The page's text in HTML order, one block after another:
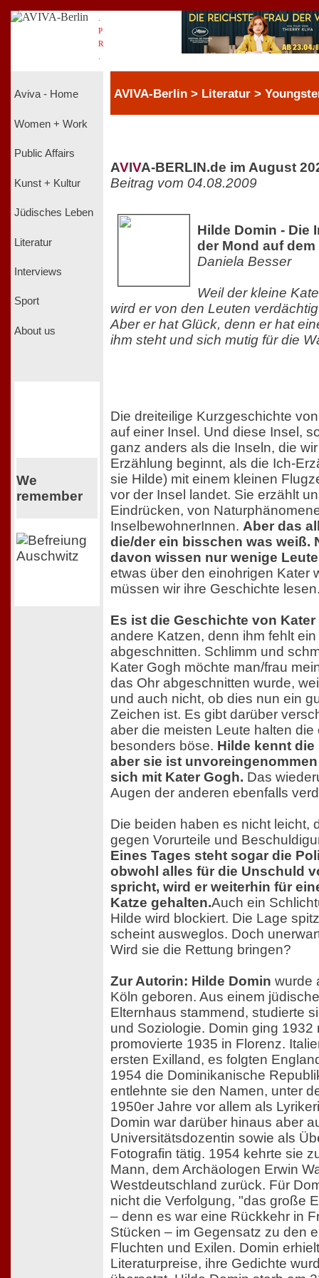
P
R
Aviva - Home
Women + Work
Public Affairs
Kunst + Kultur
Jüdisches Leben
Literatur
Interviews
Sport
About us
We
remember
AVIVA-Berlin > Literatur >
AVIVA-BERLIN.de im August
Beitrag vom 04.08.2009
Hilde Domin - Die
der Mond auf
Daniela Besser
Weil der kleine
wird er von den Leuten
Aber er hat Glück, denn er hat
ihm steht und sich mutig für die
Die dreiteilige Kurzgeschichte
auf einer Insel. Und diese Insel,
ganz anders als die Inseln, die
Erzählung beginnt, als die Ich-
sie Hilde) mit einem kleinen
vor der Insel landet. Sie erzählt
Eindrücken, von
InselbewohnerInnen. Aber das
die/der ein bisschen was weiß.
davon wissen nur wenige
etwas über den einohrigen Kater
müssen wir ihre Geschichte
Es ist die Geschichte von Kater
andere Katzen, denn ihm fehlt
abgeschnitten. Schlimm und
Kater Gogh möchte man/frau
das Ohr abgeschnitten wurde,
und auch nicht, ob dies nun ein
Zeichen ist. Es gibt darüber
aber die meisten Leute halten die
besonders böse. Hilde kennt
aber sie ist
sich mit Kater Gogh. Das
Augen der anderen ebenfalls
Die beiden haben es nicht leicht,
gegen Vorurteile und
Eines Tages steht sogar die
obwohl alles für die Unschuld
spricht, wird er weiterhin für
Katze gehalten.Auch ein
Hilde wird blockiert. Die Lage
scheint ausweglos. Doch
Wird sie die Rettung bringen?
Zur Autorin: Hilde Domin wurde
Köln geboren. Aus einem
Elternhaus stammend, studierte
und Soziologie. Domin ging 1932
promovierte 1935 in Florenz.
ersten Exilland, es folgten
1954 die Dominikanische
entlehnte sie den Namen, unter
1950er Jahre vor allem als
Domin war darüber hinaus aber
Universitätsdozentin sowie als
Fotografin tätig. 1954 kehrte sie
Mann, dem Archäologen Erwin
Westdeutschland zurück. Für
nicht die Verfolgung, "das große
– denn es war eine Rückkehr in
Stücken – im Gegensatz zu den
Fluchten und Exilen. Domin
Literaturpreise, ihre Gedichte